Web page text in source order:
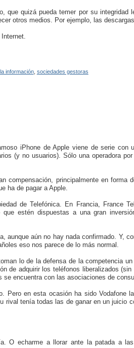
que quizá pueda temer por su
otros medios. Por ejemplo, las
información, sociedades gestoras
iPhone de Apple viene de serie con
(y no usuarios). Sólo una operadora
compensación, principalmente en forma
ha de pagar a Apple.
de Telefónica. En Francia, France
que estén dispuestas a una gran
aunque aún no hay nada confirmado. Y,
eso nos parece de lo más normal.
lo de la defensa de la competencia
de adquirir los teléfonos liberalizados
encuentra con las asociaciones de
Pero en esta ocasión ha sido Vodafone
rival tenía todas las de ganar en un juicio
O echarme a llorar ante la patada a